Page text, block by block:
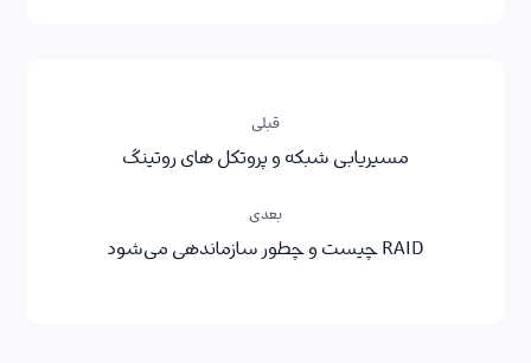
قبلی
مسیریابی شبکه و پروتکل های روتینگ
بعدی
RAID چیست و چطور سازماندهی می‌شود